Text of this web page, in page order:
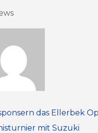
das Ellerbek
mit Suzuki